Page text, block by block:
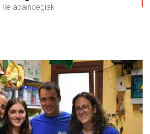
Arropa-dendak